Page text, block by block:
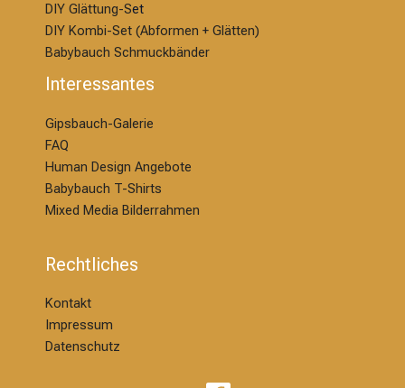
DIY Glättung-Set
DIY Kombi-Set (Abformen + Glätten)
Babybauch Schmuckbänder
Interessantes
Gipsbauch-Galerie
FAQ
Human Design Angebote
Babybauch T-Shirts
Mixed Media Bilderrahmen
Rechtliches
Kontakt
Impressum
Datenschutz